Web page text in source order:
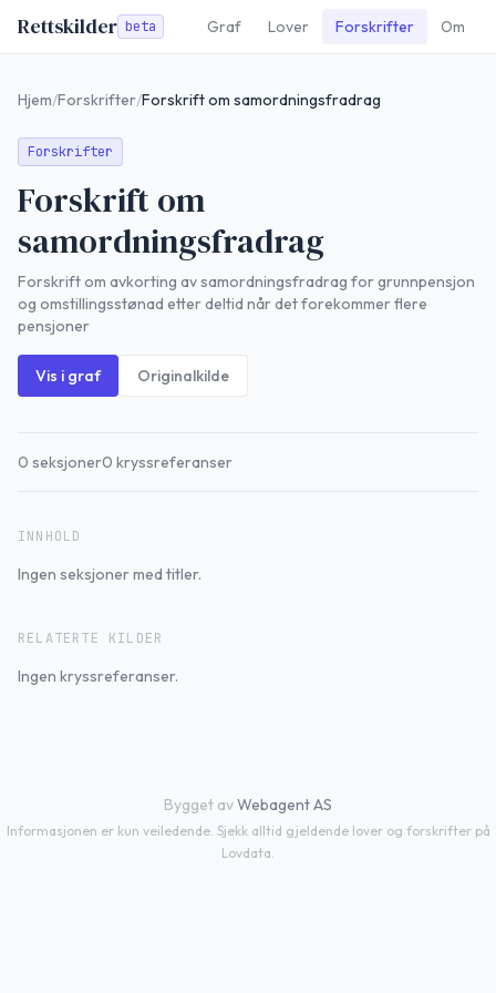
Rettskilder beta Graf Lover Forskrifter Om
Hjem/Forskrifter/Forskrift om samordningsfradrag
Forskrifter
Forskrift om
samordningsfradrag
Forskrift om avkorting av samordningsfradrag for grunnpensjon
og omstillingsstønad etter deltid når det forekommer flere
pensjoner
Vis i graf Originalkilde
0 seksjoner0 kryssreferanser
INNHOLD
Ingen seksjoner med titler.
RELATERTE KILDER
Ingen kryssreferanser.
Bygget avWebagent AS
Informasjonen er kun veiledende. Sjekk alltid gjeldende lover og forskrifter på
Lovdata.